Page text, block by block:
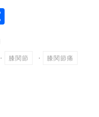
・ 膝関節 ・ 膝関節痛